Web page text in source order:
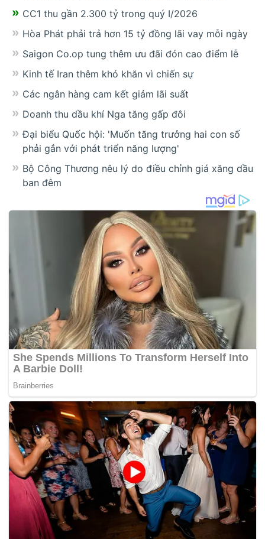
CC1 thu gần 2.300 tỷ trong quý I/2026
Hòa Phát phải trả hơn 15 tỷ đồng lãi vay mỗi ngày
Saigon Co.op tung thêm ưu đãi đón cao điểm lễ
Kinh tế Iran thêm khó khăn vì chiến sự
Các ngân hàng cam kết giảm lãi suất
Doanh thu dầu khí Nga tăng gấp đôi
Đại biểu Quốc hội: 'Muốn tăng trưởng hai con số
phải gắn với phát triển năng lượng'
Bộ Công Thương nêu lý do điều chỉnh giá xăng dầu
ban đêm